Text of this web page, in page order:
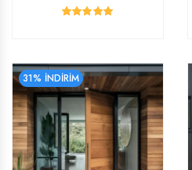
31% İNDİRİM